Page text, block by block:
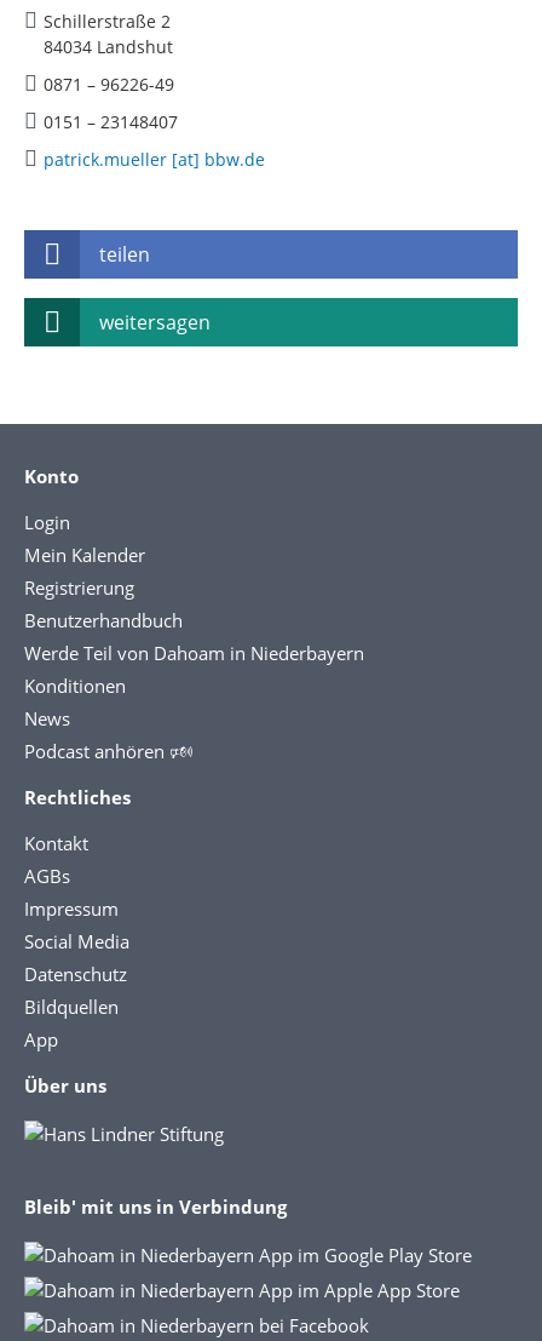
Schillerstraße 2
84034 Landshut
0871 – 96226-49
0151 – 23148407
patrick.mueller [at] bbw.de
teilen
weitersagen
Konto
Login
Mein Kalender
Registrierung
Benutzerhandbuch
Werde Teil von Dahoam in Niederbayern
Konditionen
News
Podcast anhören 🕬
Rechtliches
Kontakt
AGBs
Impressum
Social Media
Datenschutz
Bildquellen
App
Über uns
Bleib' mit uns in Verbindung